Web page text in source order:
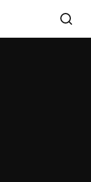
commencer
ESC pour